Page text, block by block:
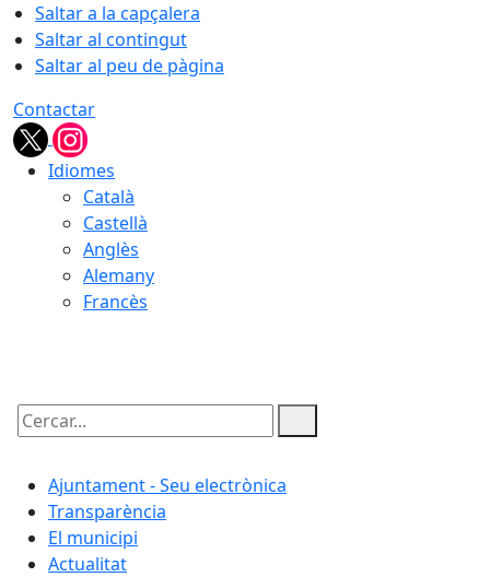
Saltar a la capçalera
Saltar al contingut
Saltar al peu de pàgina
Contactar
Idiomes
Català
Castellà
Anglès
Alemany
Francès
Cercar:
Ajuntament - Seu electrònica
Transparència
El municipi
Actualitat